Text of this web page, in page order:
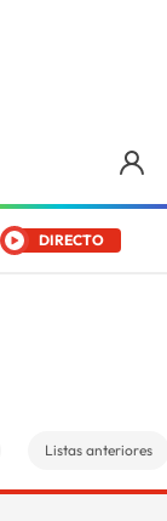
DIRECTO
Listas anteriores